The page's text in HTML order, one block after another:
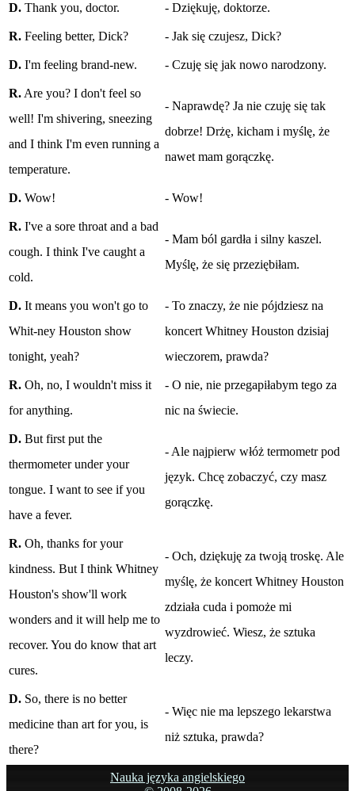
D. Thank you, doctor. - Dziękuję, doktorze.
R. Feeling better, Dick? - Jak się czujesz, Dick?
D. I'm feeling brand-new. - Czuję się jak nowo narodzony.
R. Are you? I don't feel so
well! I'm shivering, sneezing
and I think I'm even running a
temperature.
- Naprawdę? Ja nie czuję się tak
dobrze! Drżę, kicham i myślę, że
nawet mam gorączkę.
D. Wow! - Wow!
R. I've a sore throat and a bad
cough. I think I've caught a
cold.
- Mam ból gardła i silny kaszel.
Myślę, że się przeziębiłam.
D. It means you won't go to
Whit-ney Houston show
tonight, yeah?
- To znaczy, że nie pójdziesz na
koncert Whitney Houston dzisiaj
wieczorem, prawda?
R. Oh, no, I wouldn't miss it
for anything.
- O nie, nie przegapiłabym tego za
nic na świecie.
D. But first put the
thermometer under your
tongue. I want to see if you
have a fever.
- Ale najpierw włóż termometr pod
język. Chcę zobaczyć, czy masz
gorączkę.
R. Oh, thanks for your
kindness. But I think Whitney
Houston's show'll work
wonders and it will help me to
recover. You do know that art
cures.
- Och, dziękuję za twoją troskę. Ale
myślę, że koncert Whitney Houston
zdziała cuda i pomoże mi
wyzdrowieć. Wiesz, że sztuka
leczy.
D. So, there is no better
medicine than art for you, is
there?
- Więc nie ma lepszego lekarstwa
niż sztuka, prawda?
Nauka języka angielskiego